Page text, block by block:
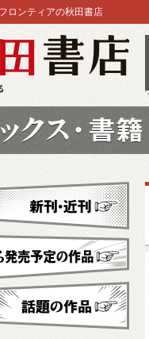
ロンティアの秋田書店
予定